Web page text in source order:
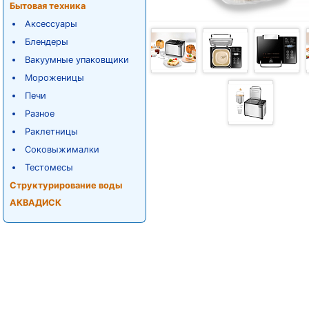
Бытовая техника
Аксессуары
Блендеры
Вакуумные упаковщики
Мороженицы
Печи
Разное
Раклетницы
Соковыжималки
Тестомесы
Структурирование воды
АКВАДИСК